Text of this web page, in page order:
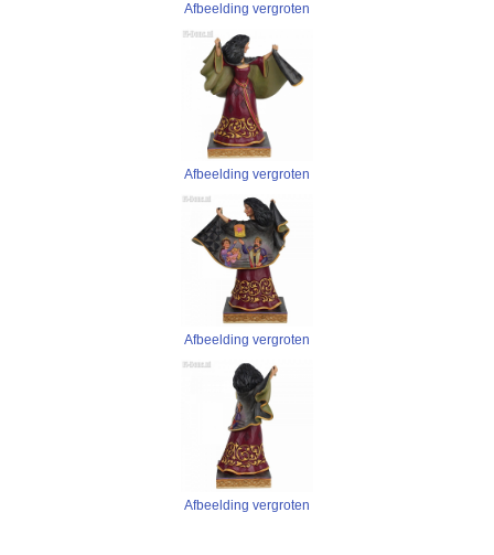
Afbeelding vergroten
Afbeelding vergroten
Afbeelding vergroten
Afbeelding vergroten